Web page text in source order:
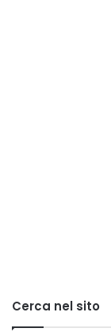
Cerca nel sito